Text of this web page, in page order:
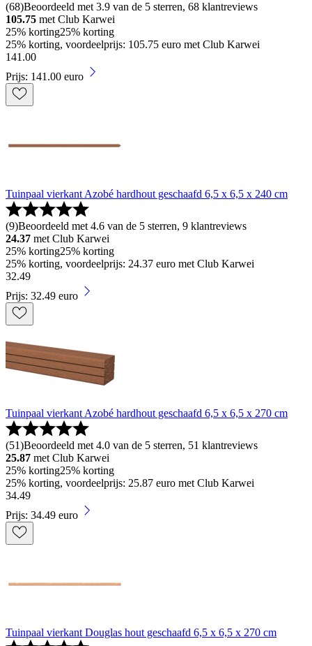
(68)Beoordeeld met 3.9 van de 5 sterren, 68 klantreviews
105.75 met Club Karwei
25% korting25% korting
25% korting, voordeelprijs: 105.75 euro met Club Karwei
141.00
Prijs: 141.00 euro
Tuinpaal vierkant Azobé hardhout geschaafd 6,5 x 6,5 x 240 cm
(9)Beoordeeld met 4.6 van de 5 sterren, 9 klantreviews
24.37 met Club Karwei
25% korting25% korting
25% korting, voordeelprijs: 24.37 euro met Club Karwei
32.49
Prijs: 32.49 euro
Tuinpaal vierkant Azobé hardhout geschaafd 6,5 x 6,5 x 270 cm
(51)Beoordeeld met 4.0 van de 5 sterren, 51 klantreviews
25.87 met Club Karwei
25% korting25% korting
25% korting, voordeelprijs: 25.87 euro met Club Karwei
34.49
Prijs: 34.49 euro
Tuinpaal vierkant Douglas hout geschaafd 6,5 x 6,5 x 270 cm